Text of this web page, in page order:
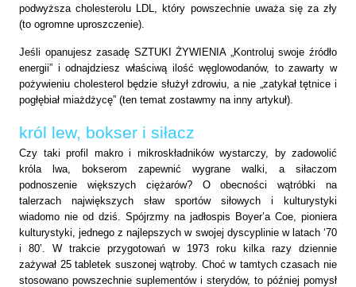
podwyższa cholesterolu LDL, który powszechnie uważa się za zły
(to ogromne uproszczenie).
Jeśli opanujesz zasadę SZTUKI ŻYWIENIA „Kontroluj swoje źródło
energii” i odnajdziesz właściwą ilość węglowodanów, to zawarty w
pożywieniu cholesterol będzie służył zdrowiu, a nie „zatykał tętnice i
pogłębiał miażdżycę” (ten temat zostawmy na inny artykuł).
król lew, bokser i siłacz
Czy taki profil makro i mikroskładników wystarczy, by zadowolić
króla lwa, bokserom zapewnić wygrane walki, a siłaczom
podnoszenie większych ciężarów? O obecności wątróbki na
talerzach największych sław sportów siłowych i kulturystyki
wiadomo nie od dziś. Spójrzmy na jadłospis Boyer’a Coe, pioniera
kulturystyki, jednego z najlepszych w swojej dyscyplinie w latach ‘70
i 80’. W trakcie przygotowań w 1973 roku kilka razy dziennie
zażywał 25 tabletek suszonej wątroby. Choć w tamtych czasach nie
stosowano powszechnie suplementów i sterydów, to później pomysł